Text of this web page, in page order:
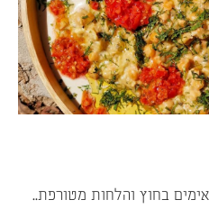
בחוץ והלחות מטורפת..